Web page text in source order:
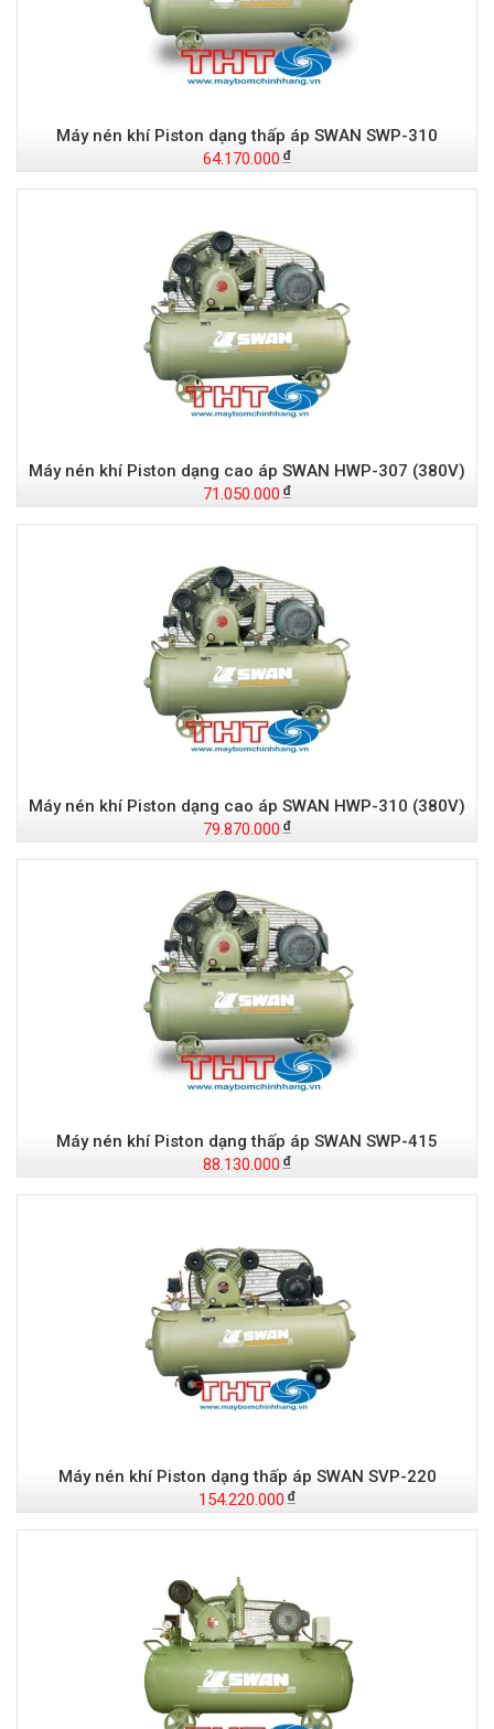
Máy nén khí Piston dạng thấp áp SWAN SWP-310
64.170.000
Máy nén khí Piston dạng cao áp SWAN HWP-307 (380V)
71.050.000
Máy nén khí Piston dạng cao áp SWAN HWP-310 (380V)
79.870.000
Máy nén khí Piston dạng thấp áp SWAN SWP-415
88.130.000
Máy nén khí Piston dạng thấp áp SWAN SVP-220
154.220.000